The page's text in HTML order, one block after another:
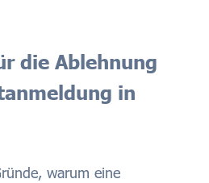
die Ablehnung
in
warum eine